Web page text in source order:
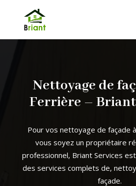
Nettoyage de
Ferrière –
Pour vos nettoyage de façade à
vous soyez un propriétaire
professionnel, Briant Services
des services complets de,
façade.